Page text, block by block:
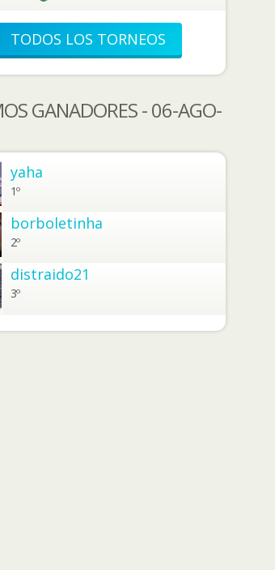
TODOS LOS TORNEOS
GANADORES - 06-AGO-
yaha
1º
borboletinha
2º
distraido21
3º